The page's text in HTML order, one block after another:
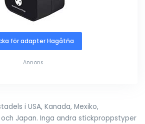
för adapter Hagåtña
Annons
i USA, Kanada, Mexiko,
Japan. Inga andra stickproppstyper